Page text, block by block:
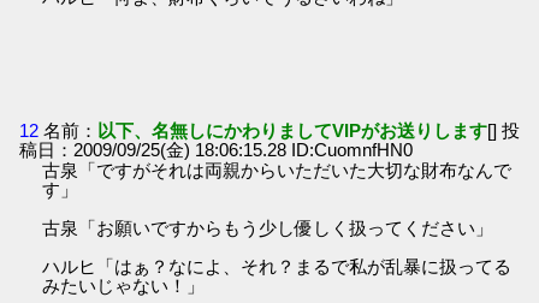
12 名前： 以下、名無しにかわりましてVIPがお送りします[] 投
稿日：2009/09/25(金) 18:06:15.28 ID:CuomnfHN0
古泉「ですがそれは両親からいただいた大切な財布なんで
す」
古泉「お願いですからもう少し優しく扱ってください」
ハルヒ「はぁ？なによ、それ？まるで私が乱暴に扱ってる
みたいじゃない！」